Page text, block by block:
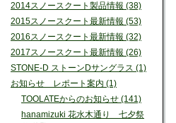
2014スノースクート製品情報 (38)
2015スノースクート最新情報 (53)
2016スノースクート最新情報 (32)
2017スノースクート最新情報 (26)
STONE-D ストーンDサングラス (1)
お知らせ レポート案内 (1)
TOOLATEからのお知らせ (141)
hanamizuki 花水木通り 七夕祭